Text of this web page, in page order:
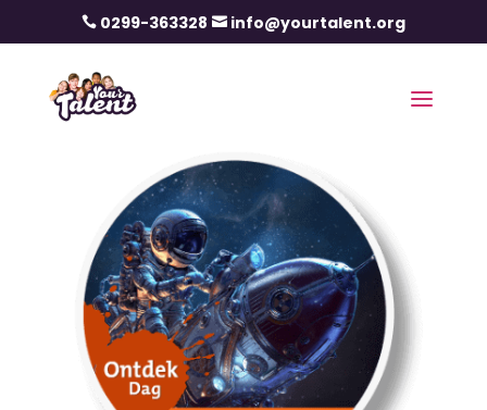
 0299-363328  info@yourtalent.org